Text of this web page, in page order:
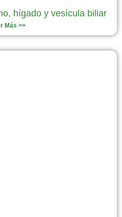
hígado y vesícula biliar
Más >>